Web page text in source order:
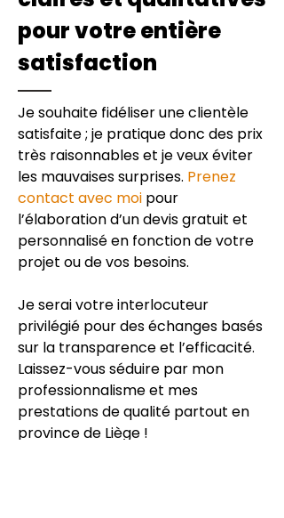
pour votre entière
satisfaction
Je souhaite fidéliser une clientèle
satisfaite ; je pratique donc des prix
très raisonnables et je veux éviter
les mauvaises surprises. Prenez
contact avec moi pour
l’élaboration d’un devis gratuit et
personnalisé en fonction de votre
projet ou de vos besoins.
Je serai votre interlocuteur
privilégié pour des échanges basés
sur la transparence et l’efficacité.
Laissez-vous séduire par mon
professionnalisme et mes
prestations de qualité partout en
province de Liège !